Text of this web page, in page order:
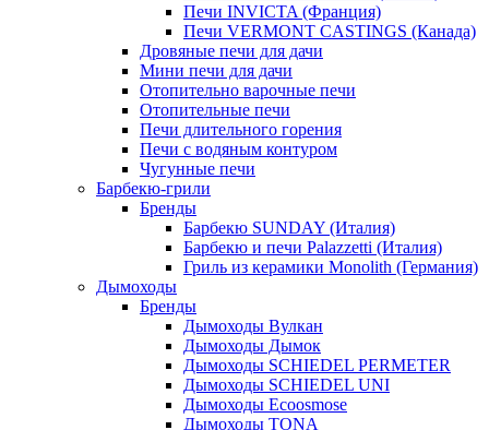
Печи INVICTA (Франция)
Печи VERMONT CASTINGS (Канада)
Дровяные печи для дачи
Мини печи для дачи
Отопительно варочные печи
Отопительные печи
Печи длительного горения
Печи с водяным контуром
Чугунные печи
Барбекю-грили
Бренды
Барбекю SUNDAY (Италия)
Барбекю и печи Palazzetti (Италия)
Гриль из керамики Monolith (Германия)
Дымоходы
Бренды
Дымоходы Вулкан
Дымоходы Дымок
Дымоходы SCHIEDEL PERMETER
Дымоходы SCHIEDEL UNI
Дымоходы Ecoosmose
Дымоходы TONA